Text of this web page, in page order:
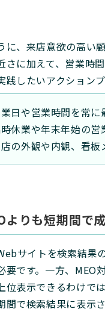
に、来店意欲の高い
さに加えて、営業時
践したいアクション
日や営業時間を常に
休業や年末年始の営
の外観や内観、看
よりも短期間で
サイトを検索結果
要です。一方、MEO
位表示できるわけで
間で検索結果に表示